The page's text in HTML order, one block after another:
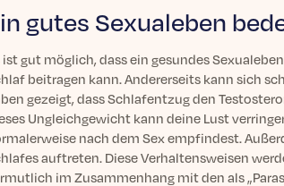
gutes Sexualeben
ist gut möglich, dass ein gesundes
beitragen kann. Andererseits kann sich
gezeigt, dass Schlafentzug den
Ungleichgewicht kann deine Lust
nach dem Sex empfindest.
auftreten. Diese Verhaltensweisen
im Zusammenhang mit den als